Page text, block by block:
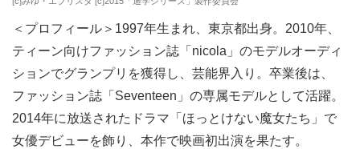
＜プロフィール＞1997年生まれ、東京都出身。2010年、
ティーン向けファッション誌「nicola」のモデルオーディ
ションでグランプリを獲得し、芸能界入り。卒業後は、
ファッション誌「Seventeen」の専属モデルとして活躍。
2014年に放送されたドラマ「ほっとけない魔女たち」で
女優デビューを飾り、本作で映画初出演を果たす。